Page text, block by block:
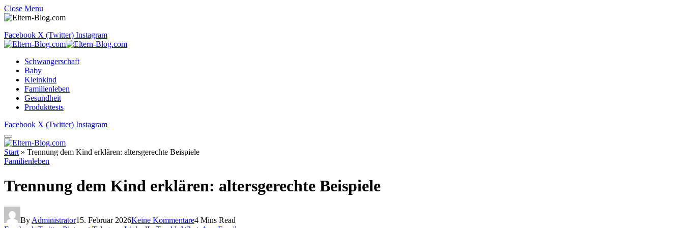
Close Menu
Facebook X (Twitter) Instagram
Schwangerschaft
Baby
Kleinkind
Familienleben
Gesundheit
Produkttests
Facebook X (Twitter) Instagram
Start » Trennung dem Kind erklären: altersgerechte Beispiele
Familienleben
Trennung dem Kind erklären: altersgerechte Beispiele
By Administrator15. Februar 2026Keine Kommentare4 Mins Read